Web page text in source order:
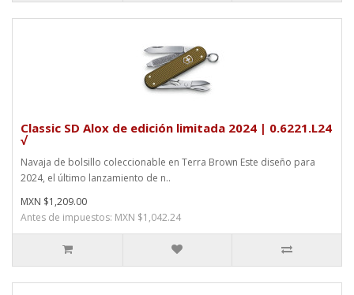
Classic SD Alox de edición limitada 2024 | 0.6221.L24
√
Navaja de bolsillo coleccionable en Terra Brown Este diseño para
2024, el último lanzamiento de n..
MXN $1,209.00
Antes de impuestos: MXN $1,042.24